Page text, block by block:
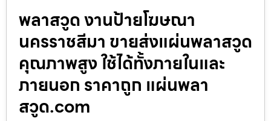
พลาสวูด งานป้ายโฆษณา
นครราชสีมา ขายส่งแผ่นพลาสวูด
คุณภาพสูง ใช้ได้ทั้งภายในและ
ภายนอก ราคาถูก แผ่นพลา
สวูด.com